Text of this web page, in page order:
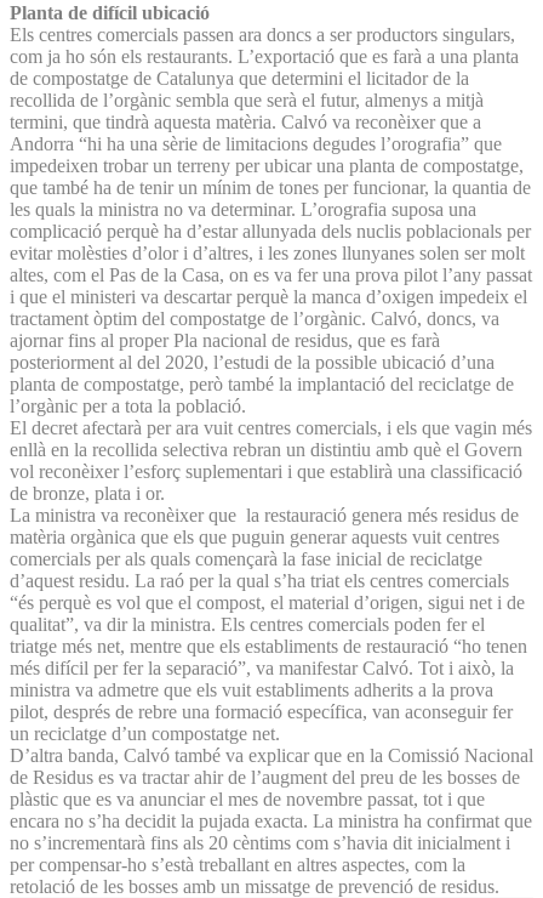
Planta de difícil ubicació
Els centres comercials passen ara doncs a ser productors singulars,
com ja ho són els restaurants. L’exportació que es farà a una planta
de compostatge de Catalunya que determini el licitador de la
recollida de l’orgànic sembla que serà el futur, almenys a mitjà
termini, que tindrà aquesta matèria. Calvó va reconèixer que a
Andorra “hi ha una sèrie de limitacions degudes l’orografia” que
impedeixen trobar un terreny per ubicar una planta de compostatge,
que també ha de tenir un mínim de tones per funcionar, la quantia de
les quals la ministra no va determinar. L’orografia suposa una
complicació perquè ha d’estar allunyada dels nuclis poblacionals per
evitar molèsties d’olor i d’altres, i les zones llunyanes solen ser molt
altes, com el Pas de la Casa, on es va fer una prova pilot l’any passat
i que el ministeri va descartar perquè la manca d’oxigen impedeix el
tractament òptim del compostatge de l’orgànic. Calvó, doncs, va
ajornar fins al proper Pla nacional de residus, que es farà
posteriorment al del 2020, l’estudi de la possible ubicació d’una
planta de compostatge, però també la implantació del reciclatge de
l’orgànic per a tota la població.
El decret afectarà per ara vuit centres comercials, i els que vagin més
enllà en la recollida selectiva rebran un distintiu amb què el Govern
vol reconèixer l’esforç suplementari i que establirà una classificació
de bronze, plata i or.
La ministra va reconèixer que la restauració genera més residus de
matèria orgànica que els que puguin generar aquests vuit centres
comercials per als quals començarà la fase inicial de reciclatge
d’aquest residu. La raó per la qual s’ha triat els centres comercials
“és perquè es vol que el compost, el material d’origen, sigui net i de
qualitat”, va dir la ministra. Els centres comercials poden fer el
triatge més net, mentre que els establiments de restauració “ho tenen
més difícil per fer la separació”, va manifestar Calvó. Tot i això, la
ministra va admetre que els vuit establiments adherits a la prova
pilot, després de rebre una formació específica, van aconseguir fer
un reciclatge d’un compostatge net.
D’altra banda, Calvó també va explicar que en la Comissió Nacional
de Residus es va tractar ahir de l’augment del preu de les bosses de
plàstic que es va anunciar el mes de novembre passat, tot i que
encara no s’ha decidit la pujada exacta. La ministra ha confirmat que
no s’incrementarà fins als 20 cèntims com s’havia dit inicialment i
per compensar-ho s’està treballant en altres aspectes, com la
retolació de les bosses amb un missatge de prevenció de residus.